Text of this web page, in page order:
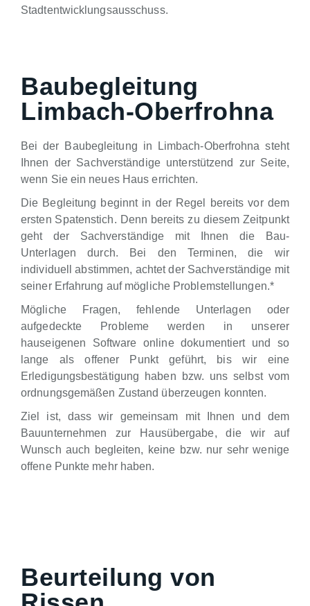
Stadtentwicklungsausschuss.
Baubegleitung
Limbach-Oberfrohna
Bei der Baubegleitung in Limbach-Oberfrohna steht
Ihnen der Sachverständige unterstützend zur Seite,
wenn Sie ein neues Haus errichten.
Die Begleitung beginnt in der Regel bereits vor dem
ersten Spatenstich. Denn bereits zu diesem Zeitpunkt
geht der Sachverständige mit Ihnen die Bau-
Unterlagen durch. Bei den Terminen, die wir
individuell abstimmen, achtet der Sachverständige mit
seiner Erfahrung auf mögliche Problemstellungen.*
Mögliche Fragen, fehlende Unterlagen oder
aufgedeckte Probleme werden in unserer
hauseigenen Software online dokumentiert und so
lange als offener Punkt geführt, bis wir eine
Erledigungsbestätigung haben bzw. uns selbst vom
ordnungsgemäßen Zustand überzeugen konnten.
Ziel ist, dass wir gemeinsam mit Ihnen und dem
Bauunternehmen zur Hausübergabe, die wir auf
Wunsch auch begleiten, keine bzw. nur sehr wenige
offene Punkte mehr haben.
Beurteilung von